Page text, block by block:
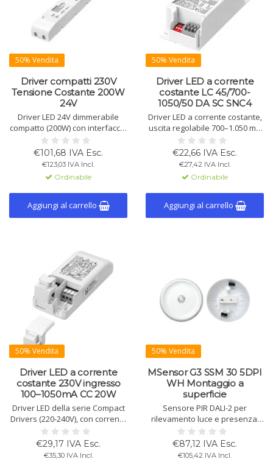
50% Vendita
Driver compatti 230V
Tensione Costante 200W
24V
Driver LED 24V dimmerabile
compatto (200W) con interfaccia
one4all (DALI-2, DSI, switchDIM),
incluso fermacavo. Adatto per
strisce LED e illuminazione di
emergenza.
€101,68 IVA Esc.
€123,03 IVA Incl.
Ordinabile
Aggiungi al carrello
50% Vendita
Driver LED a corrente
costante LC 45/700-
1050/50 DA SC SNC4
Driver LED a corrente costante,
uscita regolabile 700–1.050 mA
(preset 700 mA) via DALI/DIP,
max 45W, alta efficienza, per
emergenza, downlight e spot.
€22,66 IVA Esc.
€27,42 IVA Incl.
Ordinabile
Aggiungi al carrello
50% Vendita
Driver LED a corrente
costante 230V ingresso
100–1050mA CC 20W
Driver LED della serie Compact
Drivers (220-240V), con corrente
costante regolabile tramite
DALI-2 o NFC. 100-1050mA, max.
20W, IP20, certificato DALI-2, alta
€29,17 IVA Esc.
€35,30 IVA Incl.
50% Vendita
MSensor G3 SSM 30 5DPI
WH Montaggio a
superficie
Sensore PIR DALI-2 per
rilevamento luce e presenza.
Sviluppato secondo EN 62386-
101 Ed.2. Richiede un controller
applicativo. Alimentato via DALI,
€87,12 IVA Esc.
€105,42 IVA Incl.